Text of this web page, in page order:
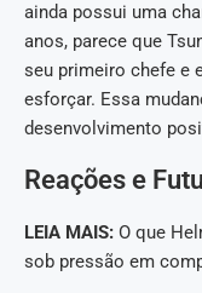
ainda possui uma
anos, parece que
seu primeiro chefe e
esforçar. Essa
desenvolvimento
Reações e
LEIA MAIS: O que
sob pressão em